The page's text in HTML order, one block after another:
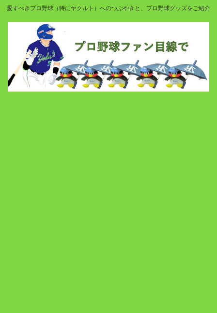
愛すべきプロ野球（特にヤクルト）へのつぶやきと、プロ野球グッズをご紹介